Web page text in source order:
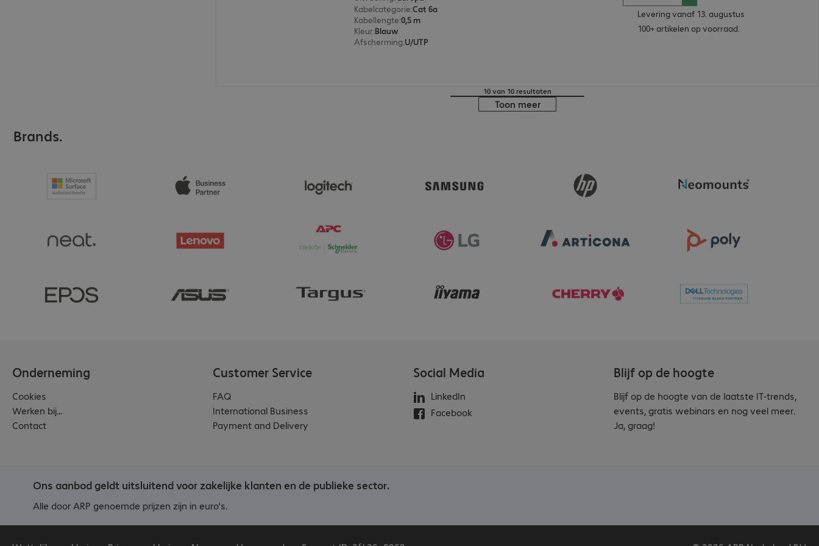
Kabelcategorie:Cat 6a
Kabellengte:0,5 m
Kleur:Blauw
Afscherming:U/UTP
Levering vanaf 13. augustus
100+ artikelen op voorraad.
10 van 10 resultaten
Toon meer
Brands.
Onderneming
Cookies
Werken bij...
Contact
Customer Service
FAQ
International Business
Payment and Delivery
Social Media
LinkedIn
Facebook
Blijf op de hoogte
Blijf op de hoogte van de laatste IT-trends,
events, gratis webinars en nog veel meer.
Ja, graag!
Ons aanbod geldt uitsluitend voor zakelijke klanten en de publieke sector.
Alle door ARP genoemde prijzen zijn in euro’s.